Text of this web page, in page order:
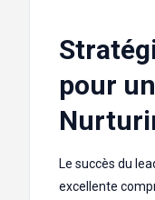
pour
Le succès du
excellente